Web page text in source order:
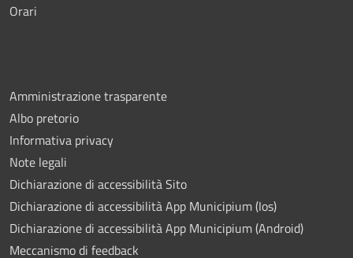
Orari
Amministrazione trasparente
Albo pretorio
Informativa privacy
Note legali
Dichiarazione di accessibilità Sito
Dichiarazione di accessibilità App Municipium (Ios)
Dichiarazione di accessibilità App Municipium (Android)
Meccanismo di feedback